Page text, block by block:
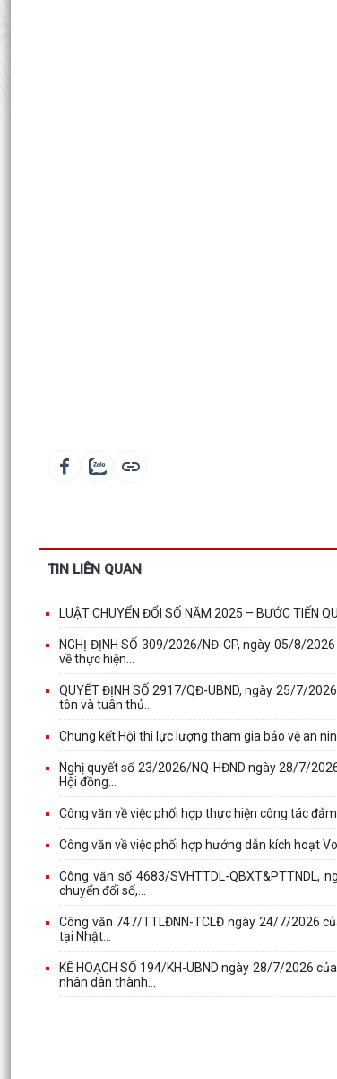
TIN LIÊN QUAN
LUẬT CHUYỂN ĐỔI SỐ NĂM 2025 – BƯỚC TIẾN
NGHỊ ĐỊNH SỐ 309/2026/NĐ-CP, ngày 05/8/
về thực hiện...
QUYẾT ĐỊNH SỐ 2917/QĐ-UBND, ngày 25/7/
tôn và tuân thủ...
Chung kết Hội thi lực lượng tham gia bảo vệ an
Nghị quyết số 23/2026/NQ-HĐND ngày 28/7/
Hội đồng...
Công văn về việc phối hợp thực hiện công tác
Công văn về việc phối hợp hướng dẫn kích hoạt
Công văn số 4683/SVHTTDL-
chuyển đổi số,...
Công văn 747/TTLĐNN-TCLĐ ngày 24/7/2026
tại Nhật...
KẾ HOẠCH SỐ 194/KH-UBND ngày 28/7/2026
nhân dân thành...